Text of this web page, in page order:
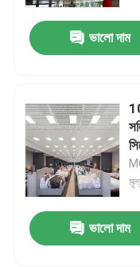
ভালো দাম
ভালো দাম